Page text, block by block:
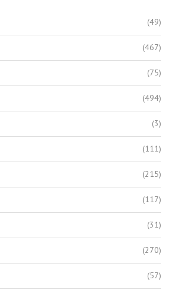
(49)
(467)
(75)
(494)
(3)
(111)
(215)
(117)
(31)
(270)
(57)